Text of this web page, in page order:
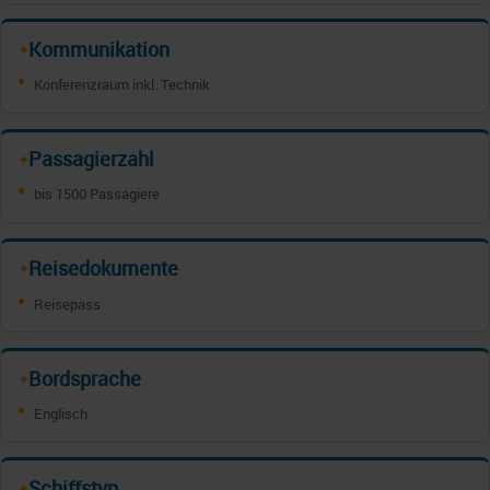
✦Kommunikation
Konferenzraum inkl. Technik
✦Passagierzahl
bis 1500 Passagiere
✦Reisedokumente
Reisepass
✦Bordsprache
Englisch